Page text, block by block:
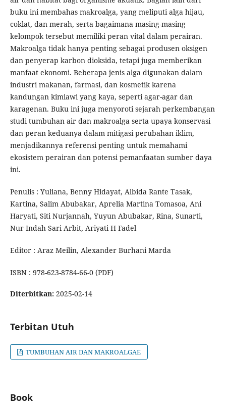
buku ini membahas makroalga, yang meliputi alga hijau,
coklat, dan merah, serta bagaimana masing-masing
kelompok tersebut memiliki peran vital dalam perairan.
Makroalga tidak hanya penting sebagai produsen oksigen
dan penyerap karbon dioksida, tetapi juga memberikan
manfaat ekonomi. Beberapa jenis alga digunakan dalam
industri makanan, farmasi, dan kosmetik karena
kandungan kimiawi yang kaya, seperti agar-agar dan
karagenan. Buku ini juga menyoroti sejarah perkembangan
studi tumbuhan air dan makroalga serta upaya konservasi
dan peran keduanya dalam mitigasi perubahan iklim,
menjadikannya referensi penting untuk memahami
ekosistem perairan dan potensi pemanfaatan sumber daya
ini.
Penulis : Yuliana, Benny Hidayat, Albida Rante Tasak,
Kartina, Salim Abubakar, Aprelia Martina Tomasoa, Ani
Haryati, Siti Nurjannah, Yuyun Abubakar, Rina, Sunarti,
Nur Indah Sari Arbit, Ariyati H Fadel
Editor : Araz Meilin, Alexander Burhani Marda
ISBN : 978-623-8784-66-0 (PDF)
Diterbitkan: 2025-02-14
Terbitan Utuh
TUMBUHAN AIR DAN MAKROALGAE
Book